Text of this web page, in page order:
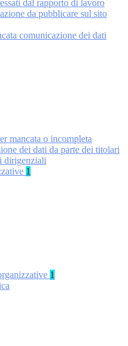
dal rapporto di lavoro
da pubblicare sul sito
comunicazione dei dati
mancata o incompleta
dei dati da parte dei titolari
dirigenziali
1
1